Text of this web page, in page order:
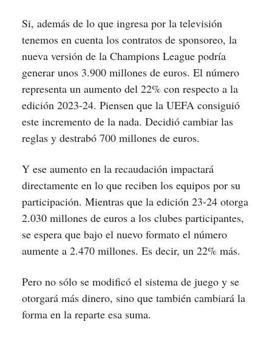
Si, además de lo que ingresa por la televisión
tenemos en cuenta los contratos de sponsoreo, la
nueva versión de la Champions League podría
generar unos 3.900 millones de euros. El número
representa un aumento del 22% con respecto a la
edición 2023-24. Piensen que la UEFA consiguió
este incremento de la nada. Decidió cambiar las
reglas y destrabó 700 millones de euros.
Y ese aumento en la recaudación impactará
directamente en lo que reciben los equipos por su
participación. Mientras que la edición 23-24 otorga
2.030 millones de euros a los clubes participantes,
se espera que bajo el nuevo formato el número
aumente a 2.470 millones. Es decir, un 22% más.
Pero no sólo se modificó el sistema de juego y se
otorgará más dinero, sino que también cambiará la
forma en la reparte esa suma.